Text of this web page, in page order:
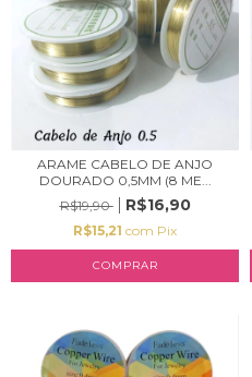
ARAME CABELO DE ANJO
DOURADO 0,5MM (8 ME...
R$19,90
R$16,90
R$15,21 com Pix